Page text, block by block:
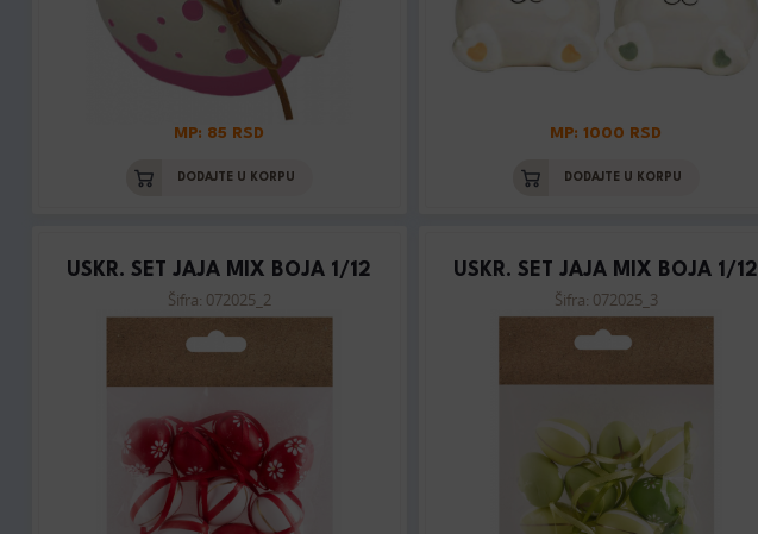
MP: 85 RSD
DODAJTE U KORPU
MP: 1000 RSD
DODAJTE U KORPU
USKR. SET JAJA MIX BOJA 1/12
Šifra: 072025_2
USKR. SET JAJA MIX BOJA 1/12
Šifra: 072025_3